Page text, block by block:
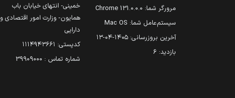
مرورگر شما: 131.0.0.0 Chrome
سیستم‌عامل شما: Mac OS
آخرین بروزرسانی: ۱۴۰۵-۰۴-۱۳
بازدید: 6
خمینی- انتهای خیابان باب
همایون- وزارت امور اقتصادی و
دارایی
کدپستی: ۱۱۱۴۹۴۳۶۶۱
شماره تماس : 39909000